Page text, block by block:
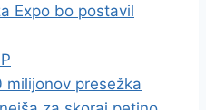
Expo bo postavil
milijonov presežka